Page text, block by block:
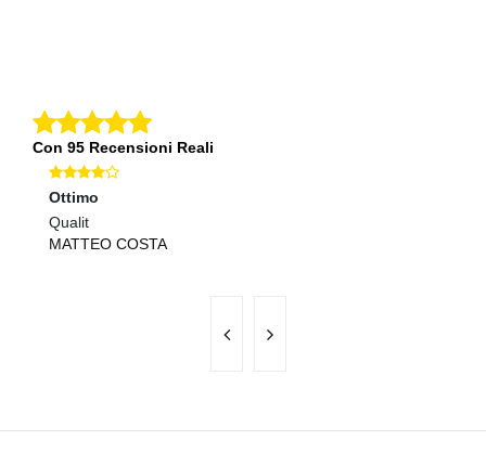
Con 95 Recensioni Reali
Ottimo
Qualit
MATTEO COSTA